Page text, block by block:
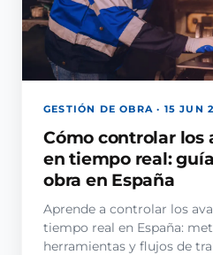
GESTIÓN DE OBRA · 15 JUN
Cómo controlar los
en tiempo real:
obra en España
Aprende a controlar los
tiempo real en España:
herramientas y flujos de